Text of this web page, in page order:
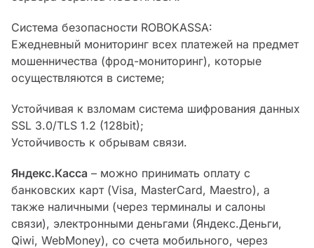
Система безопасности ROBOKASSA:
Ежедневный мониторинг всех платежей на предмет
мошенничества (фрод-мониторинг), которые
осуществляются в системе;
Устойчивая к взломам система шифрования данных
SSL 3.0/TLS 1.2 (128bit);
Устойчивость к обрывам связи.
Яндекс.Касса – можно принимать оплату с
банковских карт (Visa, MasterCard, Maestro), а
также наличными (через терминалы и салоны
связи), электронными деньгами (Яндекс.Деньги,
Qiwi, WebMoney), со счета мобильного, через